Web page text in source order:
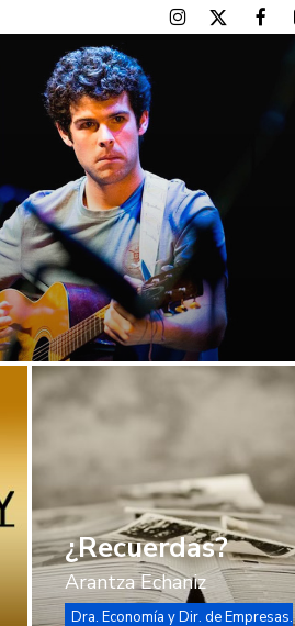
Alumni
Gazte
¿Recuerdas?
¿Recuerdas?
Arantza Echaniz
Dra. Economía y Dir. de Empresas.